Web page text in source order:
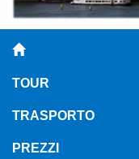
TOUR
TRASPORTO
PREZZI